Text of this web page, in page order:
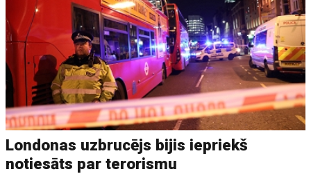
Londonas uzbrucējs bijis iepriekš
notiesāts par terorismu